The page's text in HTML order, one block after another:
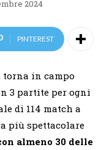
2024
PINTEREST
torna in campo
3 partite per ogni
di 114 match a
più spettacolare
almeno 30 delle